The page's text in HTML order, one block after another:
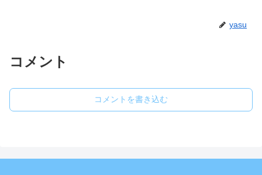
yasu
コメント
コメントを書き込む